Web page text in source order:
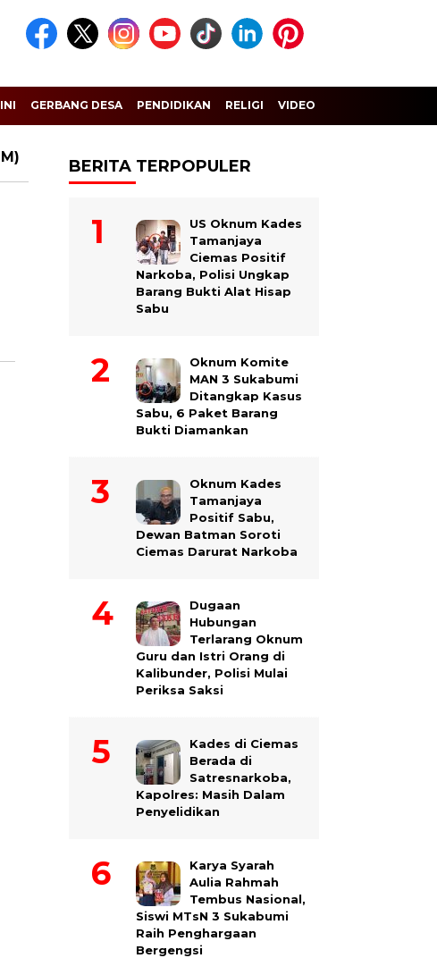
GERBANG DESA PENDIDIKAN RELIGI VIDEO
BERITA TERPOPULER
US Oknum Kades
Tamanjaya
Ciemas Positif
Narkoba, Polisi Ungkap
Barang Bukti Alat Hisap
Sabu
Oknum Komite
MAN 3 Sukabumi
Ditangkap Kasus
Sabu, 6 Paket Barang
Bukti Diamankan
Oknum Kades
Tamanjaya
Positif Sabu,
Dewan Batman Soroti
Ciemas Darurat Narkoba
Dugaan
Hubungan
Terlarang Oknum
Guru dan Istri Orang di
Kalibunder, Polisi Mulai
Periksa Saksi
Kades di Ciemas
Berada di
Satresnarkoba,
Kapolres: Masih Dalam
Penyelidikan
Karya Syarah
Aulia Rahmah
Tembus Nasional,
Siswi MTsN 3 Sukabumi
Raih Penghargaan
Bergengsi